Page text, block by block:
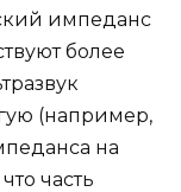
импеданс
более
(например,
на
часть